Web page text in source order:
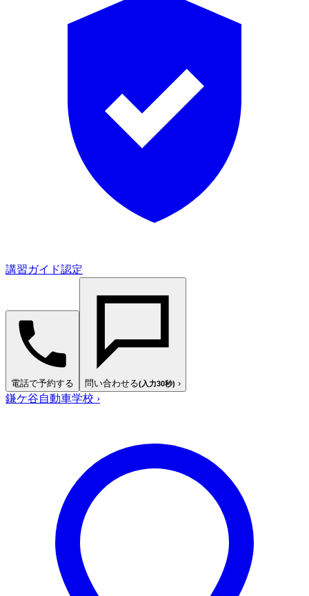
講習ガイド認定
電話で予約する 問い合わせる(入力30秒) ›
鎌ケ谷自動車学校 ›